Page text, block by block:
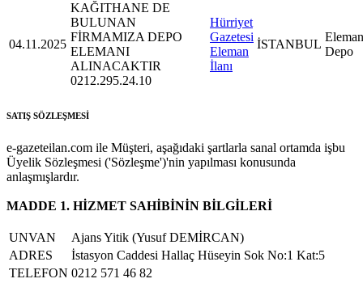
04.11.2025
KAĞITHANE DE
BULUNAN
FİRMAMIZA DEPO
ELEMANI
ALINACAKTIR
0212.295.24.10
Hürriyet
Gazetesi
Eleman
İlanı
İSTANBUL
Depo
SATIŞ SÖZLEŞMESİ
e-gazeteilan.com ile Müşteri, aşağıdaki şartlarla sanal ortamda işbu
Üyelik Sözleşmesi ('Sözleşme')'nin yapılması konusunda
anlaşmışlardır.
MADDE 1. HİZMET SAHİBİNİN BİLGİLERİ
UNVAN
Ajans Yitik (Yusuf DEMİRCAN)
ADRES
İstasyon Caddesi Hallaç Hüseyin Sok No:1 Kat:5
TELEFON 0212 571 46 82